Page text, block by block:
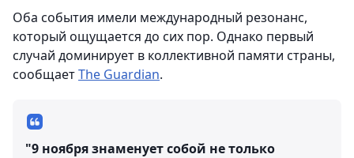
Оба события имели международный резонанс,
который ощущается до сих пор. Однако первый
случай доминирует в коллективной памяти страны,
сообщаетThe Guardian.
"9 ноября знаменует собой не только